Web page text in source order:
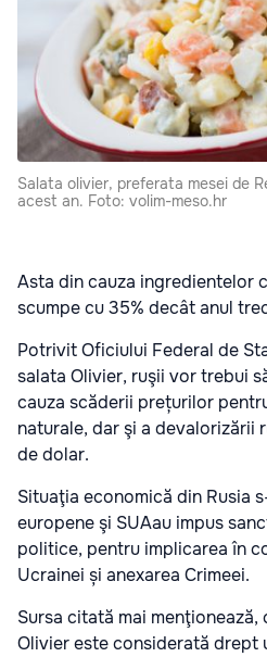
Salata olivier, preferata mesei de
acest an. Foto: volim-meso.hr
Asta din cauza ingredientelor
scumpe cu 35% decât anul
Potrivit Oficiului Federal de
salata Olivier, ruşii vor trebui
cauza scăderii prețurilor
naturale, dar şi a devalorizării
de dolar.
Situaţia economică din Rusia
europene şi SUAau impus
politice, pentru implicarea în
Ucrainei și anexarea Crimeei.
Sursa citată mai menţionează,
Olivier este considerată drept